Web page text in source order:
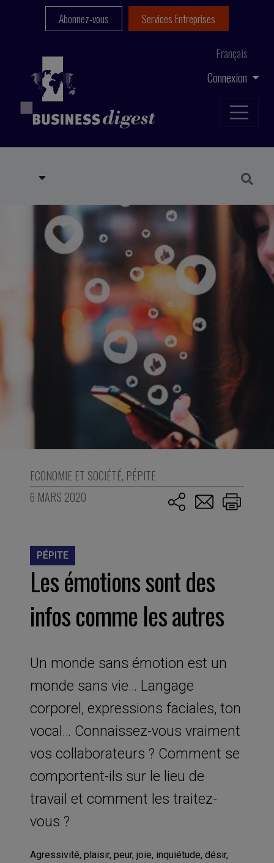
Connexion
Français
Abonnez-vous Services Entreprises
ECONOMIE ET SOCIÉTÉ, PÉPITE
6 MARS 2020
PÉPITE
Les émotions sont des
infos comme les autres
Un monde sans émotion est un
monde sans vie… Langage
corporel, expressions faciales, ton
vocal… Connaissez-vous vraiment
vos collaborateurs ? Comment se
comportent-ils sur le lieu de
travail et comment les traitez-
vous ?
Agressivité, plaisir, peur, joie, inquiétude, désir,